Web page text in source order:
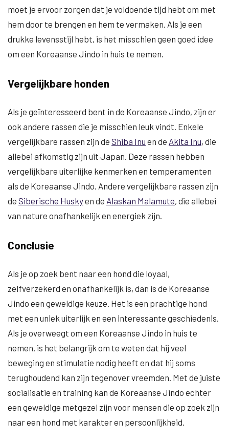
moet je ervoor zorgen dat je voldoende tijd hebt om met
hem door te brengen en hem te vermaken. Als je een
drukke levensstijl hebt, is het misschien geen goed idee
om een Koreaanse Jindo in huis te nemen.
Vergelijkbare honden
Als je geïnteresseerd bent in de Koreaanse Jindo, zijn er
ook andere rassen die je misschien leuk vindt. Enkele
vergelijkbare rassen zijn de Shiba Inu en de Akita Inu, die
allebei afkomstig zijn uit Japan. Deze rassen hebben
vergelijkbare uiterlijke kenmerken en temperamenten
als de Koreaanse Jindo. Andere vergelijkbare rassen zijn
de Siberische Huskyen de Alaskan Malamute, die allebei
van nature onafhankelijk en energiek zijn.
Conclusie
Als je op zoek bent naar een hond die loyaal,
zelfverzekerd en onafhankelijk is, dan is de Koreaanse
Jindo een geweldige keuze. Het is een prachtige hond
met een uniek uiterlijk en een interessante geschiedenis.
Als je overweegt om een Koreaanse Jindo in huis te
nemen, is het belangrijk om te weten dat hij veel
beweging en stimulatie nodig heeft en dat hij soms
terughoudend kan zijn tegenover vreemden. Met de juiste
socialisatie en training kan de Koreaanse Jindo echter
een geweldige metgezel zijn voor mensen die op zoek zijn
naar een hond met karakter en persoonlijkheid.